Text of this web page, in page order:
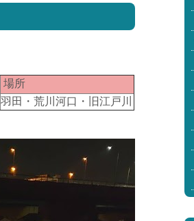
場所
羽田・荒川河口・旧江戸川